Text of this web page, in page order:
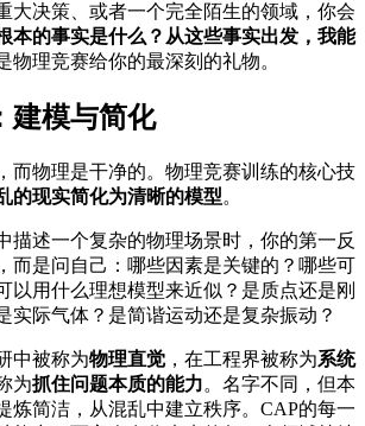
大决策、或者一个完全陌生的领域，你会
本的事实是什么？从这些事实出发，我能
物理竞赛给你的最深刻的礼物。
建模与简化
而物理是干净的。物理竞赛训练的核心技
的现实简化为清晰的模型。
描述一个复杂的物理场景时，你的第一反
而是问自己：哪些因素是关键的？哪些可
以用什么理想模型来近似？是质点还是刚
实际气体？是简谐运动还是复杂振动？
中被称为物理直觉，在工程界被称为系统
为抓住问题本质的能力。名字不同，但本
炼简洁，从混乱中建立秩序。CAP的每一